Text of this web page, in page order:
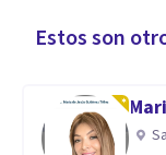
Estos son